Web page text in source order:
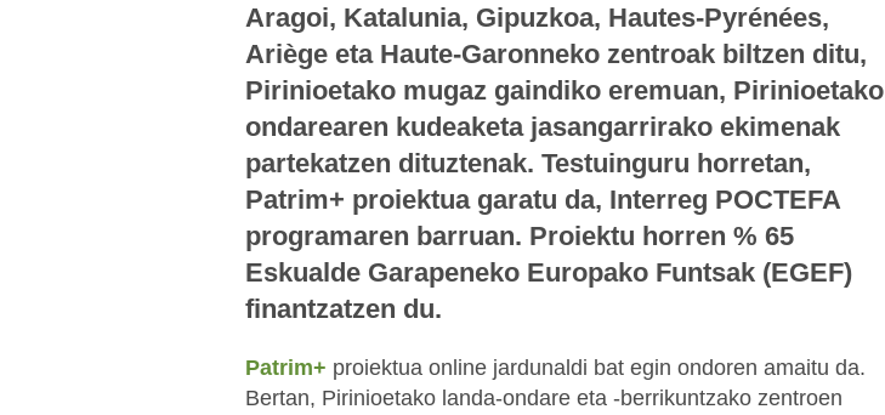
Aragoi, Katalunia, Gipuzkoa, Hautes-Pyrénées,
Ariège eta Haute-Garonneko zentroak biltzen ditu,
Pirinioetako mugaz gaindiko eremuan, Pirinioetako
ondarearen kudeaketa jasangarrirako ekimenak
partekatzen dituztenak. Testuinguru horretan,
Patrim+ proiektua garatu da, Interreg POCTEFA
programaren barruan. Proiektu horren % 65
Eskualde Garapeneko Europako Funtsak (EGEF)
finantzatzen du.
Patrim+ proiektua online jardunaldi bat egin ondoren amaitu da.
Bertan, Pirinioetako landa-ondare eta -berrikuntzako zentroen